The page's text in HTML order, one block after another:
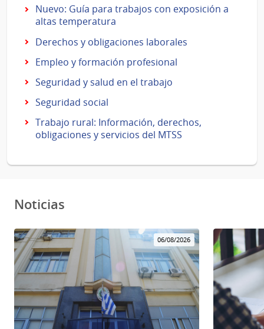
Nuevo: Guía para trabajos con exposición a
altas temperatura
Derechos y obligaciones laborales
Empleo y formación profesional
Seguridad y salud en el trabajo
Seguridad social
Trabajo rural: Información, derechos,
obligaciones y servicios del MTSS
Noticias
06/08/2026